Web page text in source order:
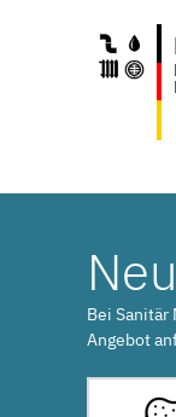
Bei
Angebot